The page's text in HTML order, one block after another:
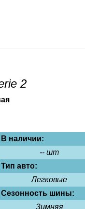
2
В наличии:
-- шт
Тип авто:
Легковые
Сезонность шины:
Зимняя